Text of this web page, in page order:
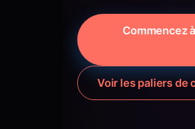
Commencez
Voir les paliers de